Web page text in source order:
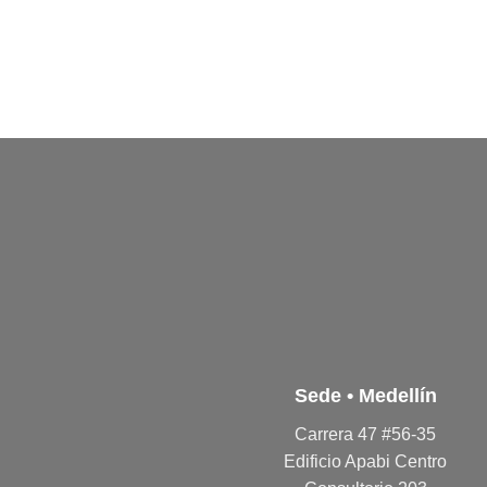
Sede • Medellín
Carrera 47 #56-35
Edificio Apabi Centro